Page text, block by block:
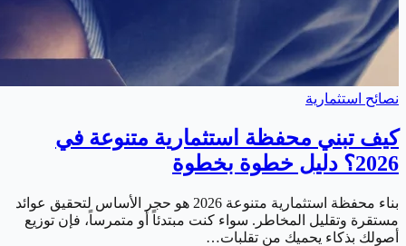
نصائح استثمارية
كيف تبني محفظة استثمارية متنوعة في
2026؟ دليل خطوة بخطوة
بناء محفظة استثمارية متنوعة 2026 هو حجر الأساس لتحقيق عوائد
مستقرة وتقليل المخاطر. سواء كنت مبتدئاً أو متمرساً، فإن توزيع
أصولك بذكاء يحميك من تقلبات…